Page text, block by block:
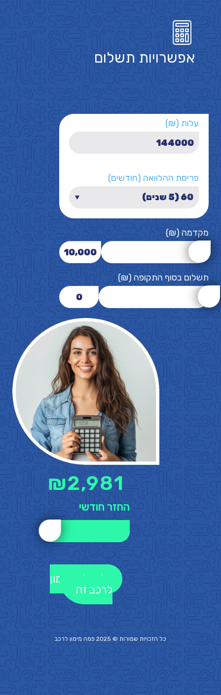
אפשרויות תשלום
עלות (₪)
פריסת ההלוואה (חודשים)
מקדמה (₪)
10,000
תשלום בסוף התקופה (₪)
0
2,981
₪
החזר חודשי
לקבלת מימון
לרכב זה
כל הזכויות שמורות © 2025 פמה מימון לרכב